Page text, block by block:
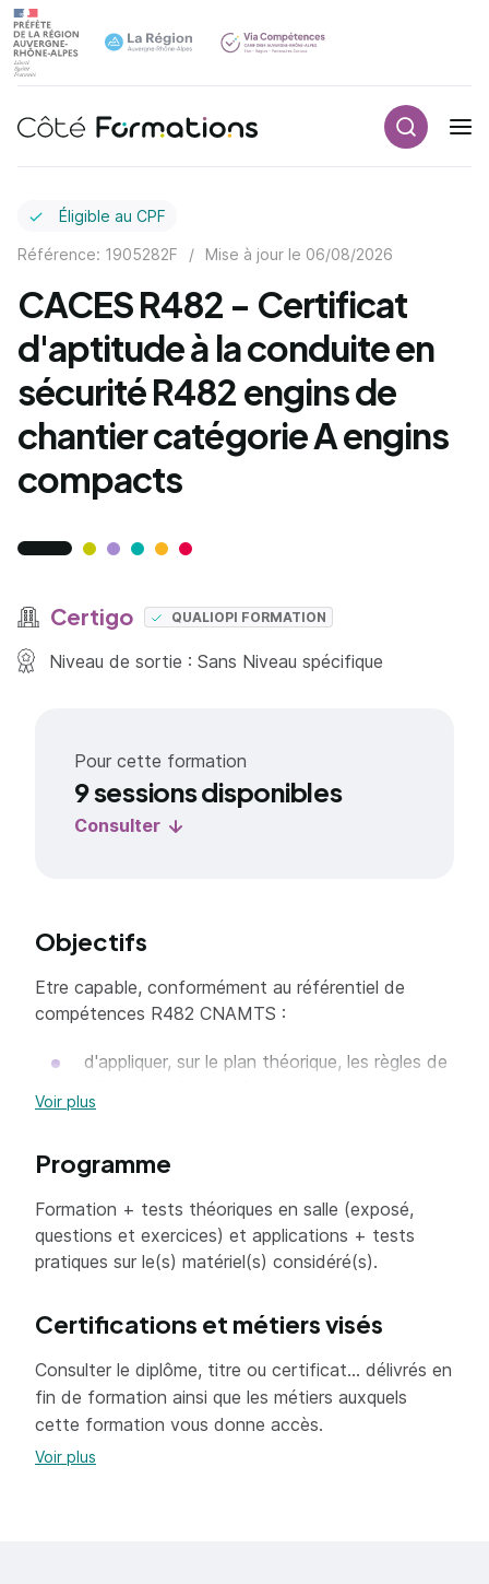
Navigation principale
Éligible au CPF
Référence: 1905282F / Mise à jour le 06/08/2026
CACES R482 - Certificat
d'aptitude à la conduite en
sécurité R482 engins de
chantier catégorie A engins
compacts
Certigo QUALIOPI FORMATION
Niveau de sortie : Sans Niveau spécifique
Pour cette formation
9 sessions disponibles
Consulter
Objectifs
Etre capable, conformément au référentiel de
compétences R482 CNAMTS :
d'appliquer, sur le plan théorique, les règles de
de chantier,
de conduire en sécurité l’engin de chantier de
la ou des catégorie(s) concernée(s).
Voir plus
Programme
Formation + tests théoriques en salle (exposé,
questions et exercices) et applications + tests
pratiques sur le(s) matériel(s) considéré(s).
Certifications et métiers visés
Consulter le diplôme, titre ou certificat... délivrés en
fin de formation ainsi que les métiers auxquels
cette formation vous donne accès.
Voir plus